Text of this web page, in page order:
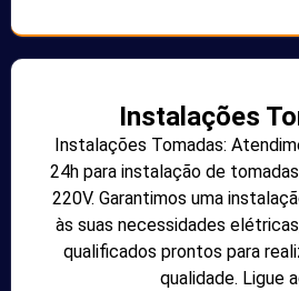
Instalações
Instalações Tomadas:
24h para instalação de
220V. Garantimos uma
às suas necessidades
qualificados prontos para
qualidade. Ligue